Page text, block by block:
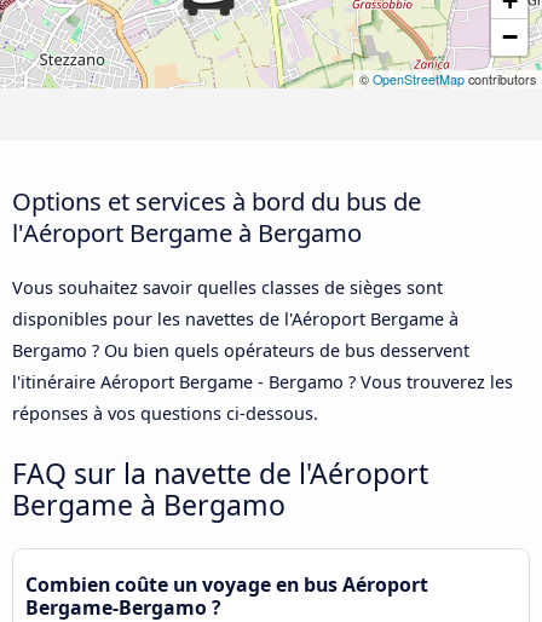
−
© OpenStreetMap contributors
Options et services à bord du bus de
l'Aéroport Bergame à Bergamo
Vous souhaitez savoir quelles classes de sièges sont
disponibles pour les navettes de l'Aéroport Bergame à
Bergamo ? Ou bien quels opérateurs de bus desservent
l'itinéraire Aéroport Bergame - Bergamo ? Vous trouverez les
réponses à vos questions ci-dessous.
FAQ sur la navette de l'Aéroport
Bergame à Bergamo
Combien coûte un voyage en bus Aéroport
Bergame-Bergamo ?